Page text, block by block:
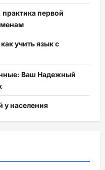
первой
учить язык с
Ваш Надежный
у населения